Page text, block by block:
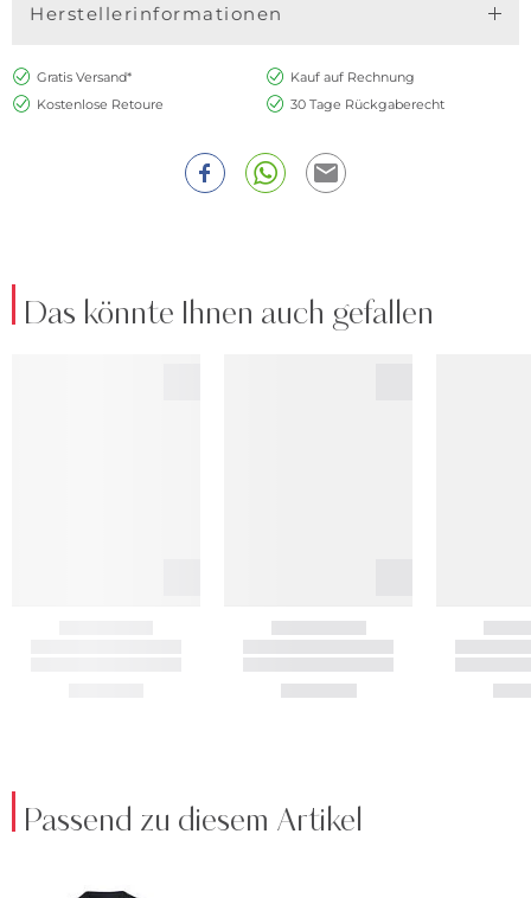
Herstellerinformationen
Gratis Versand*
Kauf auf Rechnung
Kostenlose Retoure
30 Tage Rückgaberecht
Das könnte Ihnen auch gefallen
Passend zu diesem Artikel